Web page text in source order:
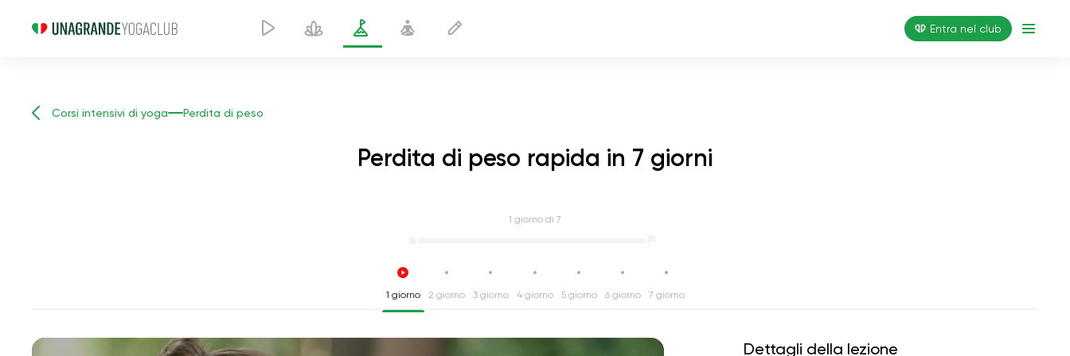
Entra nel club
Corsi intensivi di yoga Perdita di peso
Perdita di peso rapida in 7 giorni
1 giorno di 7
1 giorno 2 giorno 3 giorno 4 giorno 5 giorno 6 giorno 7 giorno
Dettagli della lezione